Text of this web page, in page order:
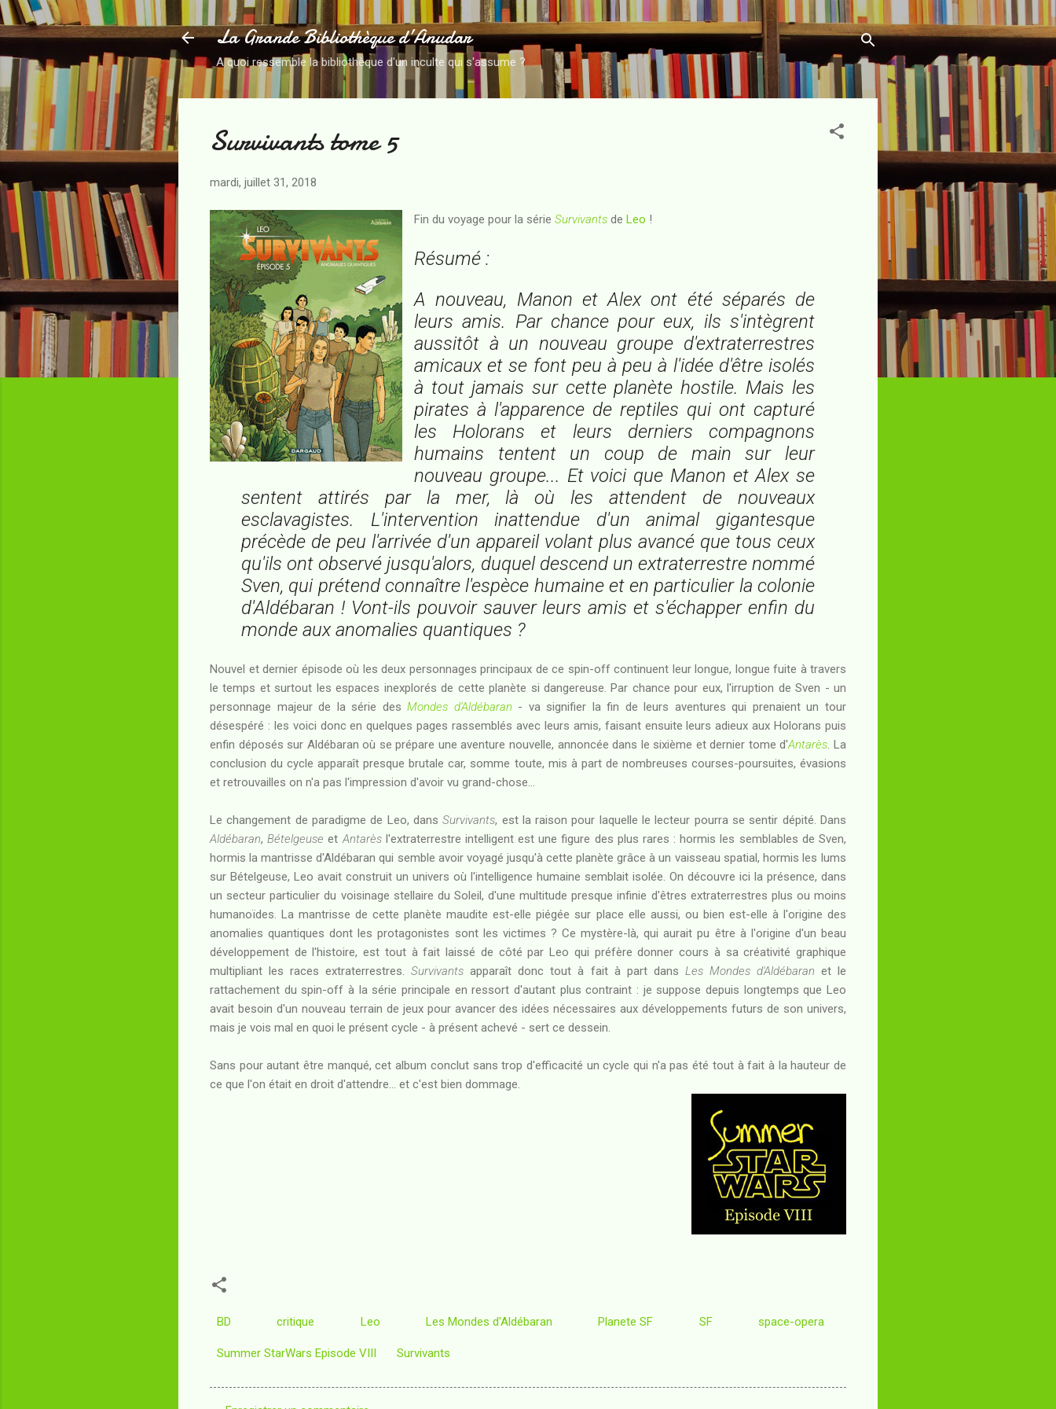
Accéder au contenu principal
La Grande Bibliothèque d’Anudar
A quoi ressemble la bibliothèque d'un inculte qui s'assume ?
Survivants tome 5
mardi, juillet 31, 2018
Fin du voyage pour la série Survivants de Leo !
Résumé :
A nouveau, Manon et Alex ont été séparés de
leurs amis. Par chance pour eux, ils s'intègrent
aussitôt à un nouveau groupe d'extraterrestres
amicaux et se font peu à peu à l'idée d'être isolés
à tout jamais sur cette planète hostile. Mais les
pirates à l'apparence de reptiles qui ont capturé
les Holorans et leurs derniers compagnons
humains tentent un coup de main sur leur
nouveau groupe... Et voici que Manon et Alex se
sentent attirés par la mer, là où les attendent de nouveaux
esclavagistes. L'intervention inattendue d'un animal gigantesque
précède de peu l'arrivée d'un appareil volant plus avancé que tous ceux
qu'ils ont observé jusqu'alors, duquel descend un extraterrestre nommé
Sven, qui prétend connaître l'espèce humaine et en particulier la colonie
d'Aldébaran ! Vont-ils pouvoir sauver leurs amis et s'échapper enfin du
monde aux anomalies quantiques ?
Nouvel et dernier épisode où les deux personnages principaux de ce spin-off continuent leur longue, longue fuite à travers
le temps et surtout les espaces inexplorés de cette planète si dangereuse. Par chance pour eux, l'irruption de Sven - un
personnage majeur de la série desMondes d'Aldébaran - va signifier la fin de leurs aventures qui prenaient un tour
désespéré : les voici donc en quelques pages rassemblés avec leurs amis, faisant ensuite leurs adieux aux Holorans puis
enfin déposés sur Aldébaran où se prépare une aventure nouvelle, annoncée dans le sixième et dernier tome d'Antarès . La
conclusion du cycle apparaît presque brutale car, somme toute, mis à part de nombreuses courses-poursuites, évasions
et retrouvailles on n'a pas l'impression d'avoir vu grand-chose...
Le changement de paradigme de Leo, dansSurvivants, est la raison pour laquelle le lecteur pourra se sentir dépité. Dans
Aldébaran,Bételgeuse et Antarèsl'extraterrestre intelligent est une figure des plus rares : hormis les semblables de Sven,
hormis la mantrisse d'Aldébaran qui semble avoir voyagé jusqu'à cette planète grâce à un vaisseau spatial, hormis les Iums
sur Bételgeuse, Leo avait construit un univers où l'intelligence humaine semblait isolée. On découvre ici la présence, dans
un secteur particulier du voisinage stellaire du Soleil, d'une multitude presque infinie d'êtres extraterrestres plus ou moins
humanoïdes. La mantrisse de cette planète maudite est-elle piégée sur place elle aussi, ou bien est-elle à l'origine des
anomalies quantiques dont les protagonistes sont les victimes ? Ce mystère-là, qui aurait pu être à l'origine d'un beau
développement de l'histoire, est tout à fait laissé de côté par Leo qui préfère donner cours à sa créativité graphique
multipliant les races extraterrestres.Survivants apparaît donc tout à fait à part dans Les Mondes d'Aldébaran et le
rattachement du spin-off à la série principale en ressort d'autant plus contraint : je suppose depuis longtemps que Leo
avait besoin d'un nouveau terrain de jeux pour avancer des idées nécessaires aux développements futurs de son univers,
mais je vois mal en quoi le présent cycle - à présent achevé - sert ce dessein.
Sans pour autant être manqué, cet album conclut sans trop d'efficacité un cycle qui n'a pas été tout à fait à la hauteur de
ce que l'on était en droit d'attendre... et c'est bien dommage.
BD critique Leo Les Mondes d'Aldébaran Planete SF SF space-opera
Summer StarWars Episode VIII Survivants